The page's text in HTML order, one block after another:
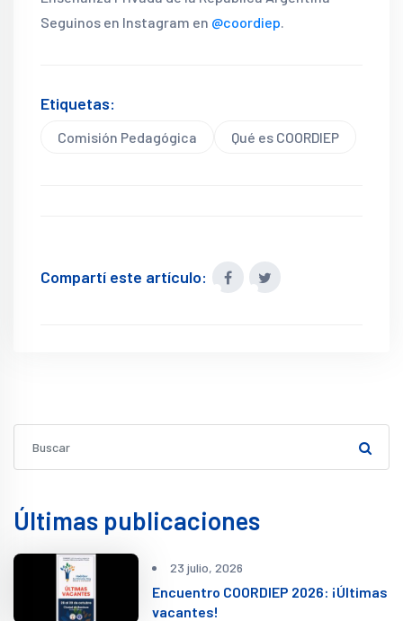
Seguinos en Instagram en @coordiep.
Etiquetas:
Comisión Pedagógica Qué es COORDIEP
Compartí este artículo:
Últimas publicaciones
23 julio, 2026
Encuentro COORDIEP 2026: ¡Últimas
vacantes!